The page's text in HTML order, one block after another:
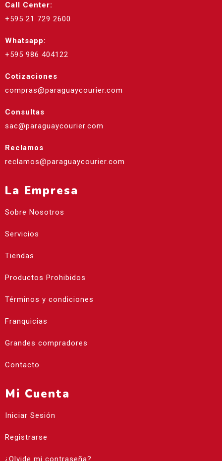
Call Center:
+595 21 729 2600
Whatsapp:
+595 986 404122
Cotizaciones
compras@paraguaycourier.com
Consultas
sac@paraguaycourier.com
Reclamos
reclamos@paraguaycourier.com
La Empresa
Sobre Nosotros
Servicios
Tiendas
Productos Prohibidos
Términos y condiciones
Franquicias
Grandes compradores
Contacto
Mi Cuenta
Iniciar Sesión
Registrarse
¿Olvide mi contraseña?